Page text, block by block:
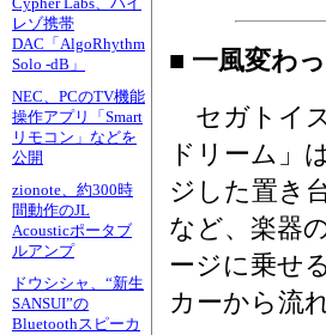
Cypher Labs、ハイ
レゾ携帯
DAC「AlgoRhythm
Solo -dB」
NEC、PCのTV機能
操作アプリ「Smart
リモコン」などを
公開
zionote、約300時
間動作のJL
Acousticポータブ
ルアンプ
ドウシシャ、“新生
SANSUI”の
Bluetoothスピーカ
■ 一風変わ
セガトイ
ドリーム」
ジした置き
など、楽器
ージに乗せ
カーから流